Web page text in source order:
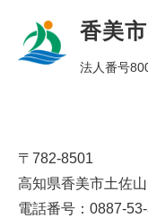
香美
法人番号
〒782-8501
高知県香美市土佐
電話番号：0887-53-